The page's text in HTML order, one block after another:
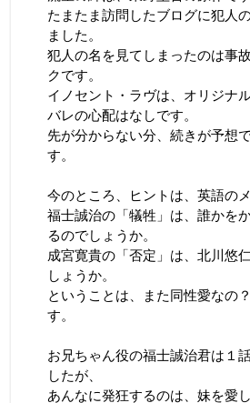
たまたま訪問したブログに犯人
ました。
犯人の名を見てしまったのは事
クです。
イノセント・ラヴは、オリジナ
バレの心配はなしです。
先が分からない分、続きが予想
す。
今のところ、ヒントは、英語の
福士誠治の「犠牲」は、誰かを
るのでしょうか。
成宮寛貴の「否定」は、北川悠
しょうか。
ということは、また同性愛なの
す。
お兄ちゃん役の福士誠治君は１
したが、
あんなに発狂するのは、妹を愛